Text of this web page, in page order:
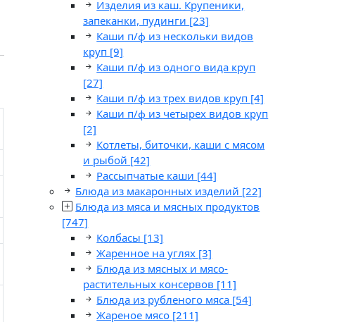
Изделия из каш. Крупеники,
запеканки, пудинги [23]
Каши п/ф из нескольки видов
круп [9]
Каши п/ф из одного вида круп
[27]
Каши п/ф из трех видов круп [4]
Каши п/ф из четырех видов круп
[2]
Котлеты, биточки, каши с мясом
и рыбой [42]
Рассыпчатые каши [44]
Блюда из макаронных изделий [22]
Блюда из мяса и мясных продуктов
[747]
Колбасы [13]
Жаренное на углях [3]
Блюда из мясных и мясо-
растительных консервов [11]
Блюда из рубленого мяса [54]
Жареное мясо [211]